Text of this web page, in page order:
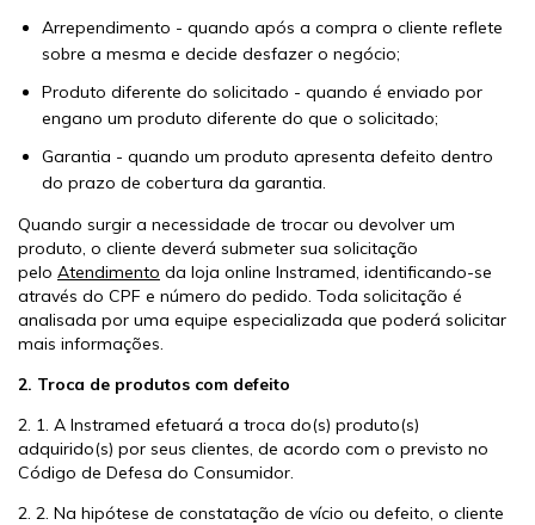
Arrependimento - quando após a compra o cliente reflete
sobre a mesma e decide desfazer o negócio;
Produto diferente do solicitado - quando é enviado por
engano um produto diferente do que o solicitado;
Garantia - quando um produto apresenta defeito dentro
do prazo de cobertura da garantia.
Quando surgir a necessidade de trocar ou devolver um
produto, o cliente deverá submeter sua solicitação
pelo Atendimento da loja online Instramed, identificando-se
através do CPF e número do pedido. Toda solicitação é
analisada por uma equipe especializada que poderá solicitar
mais informações.
2. Troca de produtos com defeito
2. 1. A Instramed efetuará a troca do(s) produto(s)
adquirido(s) por seus clientes, de acordo com o previsto no
Código de Defesa do Consumidor.
2. 2. Na hipótese de constatação de vício ou defeito, o cliente